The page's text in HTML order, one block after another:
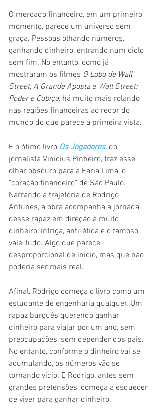
O mercado financeiro, em um primeiro
momento, parece um universo sem
graça. Pessoas olhando números,
ganhando dinheiro, entrando num ciclo
sem fim. No entanto, como já
mostraram os filmes O Lobo de Wall
Street, A Grande Aposta e Wall Street:
Poder e Cobiça, há muito mais rolando
nas regiões financeiras ao redor do
mundo do que parece à primeira vista.
E o ótimo livro Os Jogadores, do
jornalista Vinícius Pinheiro, traz esse
olhar obscuro para a Faria Lima, o
"coração financeiro" de São Paulo.
Narrando a trajetória de Rodrigo
Antunes, a obra acompanha a jornada
desse rapaz em direção à muito
dinheiro, intriga, anti-ética e o famoso
vale-tudo. Algo que parece
desproporcional de início, mas que não
poderia ser mais real.
Afinal, Rodrigo começa o livro como um
estudante de engenharia qualquer. Um
rapaz burguês querendo ganhar
dinheiro para viajar por um ano, sem
preocupações, sem depender dos pais.
No entanto, conforme o dinheiro vai se
acumulando, os números vão se
tornando vício. E Rodrigo, antes sem
grandes pretensões, começa a esquecer
de viver para ganhar dinheiro.